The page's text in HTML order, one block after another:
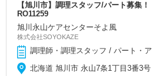
【旭川市】調理スタッフ/パート募集
RO11259
旭川永山ケアセンターそよ風
株式会社SOYOKAZE
調理師・調理スタッフ / パート・
北海道 旭川市 永山7条1丁目3番3号